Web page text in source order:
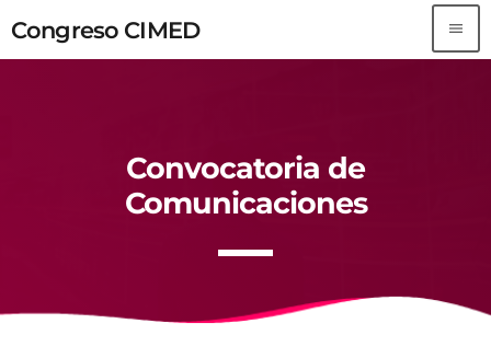
Congreso CIMED
menu
Sorry, there is nothing for the moment.
MOST UPVOTED
Convocatoria de
Comunicaciones